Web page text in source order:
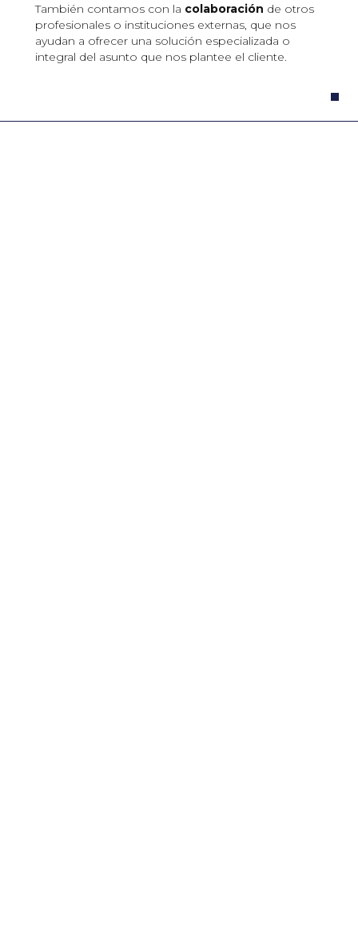
También contamos con la colaboración de otros
profesionales o instituciones externas, que nos
ayudan a ofrecer una solución especializada o
integral del asunto que nos plantee el cliente.